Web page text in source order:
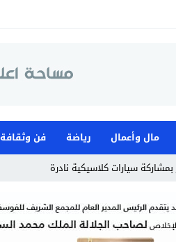
مال وأعمال رياضة فن وثقافة
بمشاركة سيارات كلاسيكية نادرة